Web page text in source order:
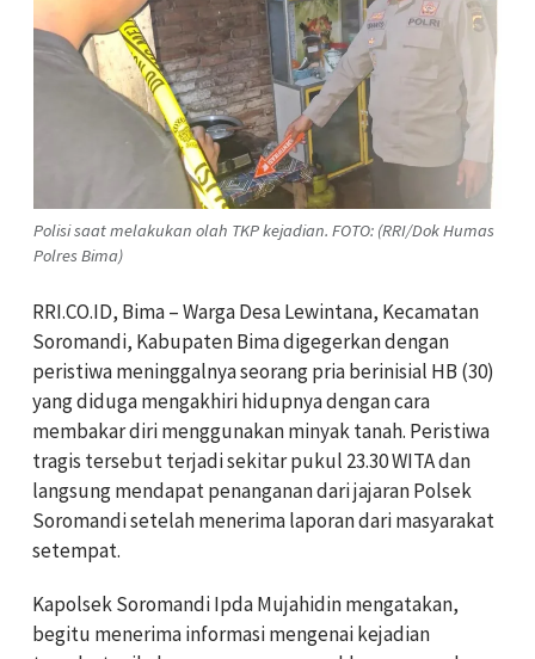
Polisi saat melakukan olah TKP kejadian. FOTO: (RRI/Dok Humas
Polres Bima)
RRI.CO.ID, Bima – Warga Desa Lewintana, Kecamatan
Soromandi, Kabupaten Bima digegerkan dengan
peristiwa meninggalnya seorang pria berinisial HB (30)
yang diduga mengakhiri hidupnya dengan cara
membakar diri menggunakan minyak tanah. Peristiwa
tragis tersebut terjadi sekitar pukul 23.30 WITA dan
langsung mendapat penanganan dari jajaran Polsek
Soromandi setelah menerima laporan dari masyarakat
setempat.
Kapolsek Soromandi Ipda Mujahidin mengatakan,
begitu menerima informasi mengenai kejadian